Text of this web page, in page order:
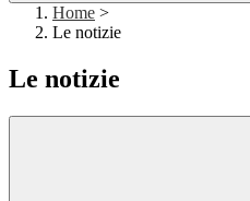
Home >
Le notizie
Le notizie